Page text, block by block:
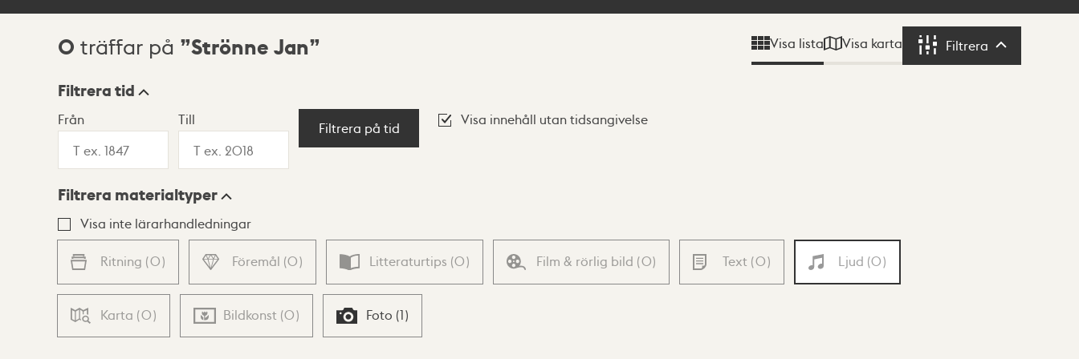
Sökresultat
0 träffar på Strönne Jan Visa lista Visa karta Filtrera Filtrera
Visningsläge
Lista Karta
Filtrera tid
Från Till
Filtrera på tid
Visa innehåll utan tidsangivelse
Filtrera materialtyper
Visa inte lärarhandledningar
Ritning (0) Föremål (0) Litteraturtips (0) Film & rörlig bild (0) Text (0) Ljud (0)
Karta (0) Bildkonst (0) Foto (1)